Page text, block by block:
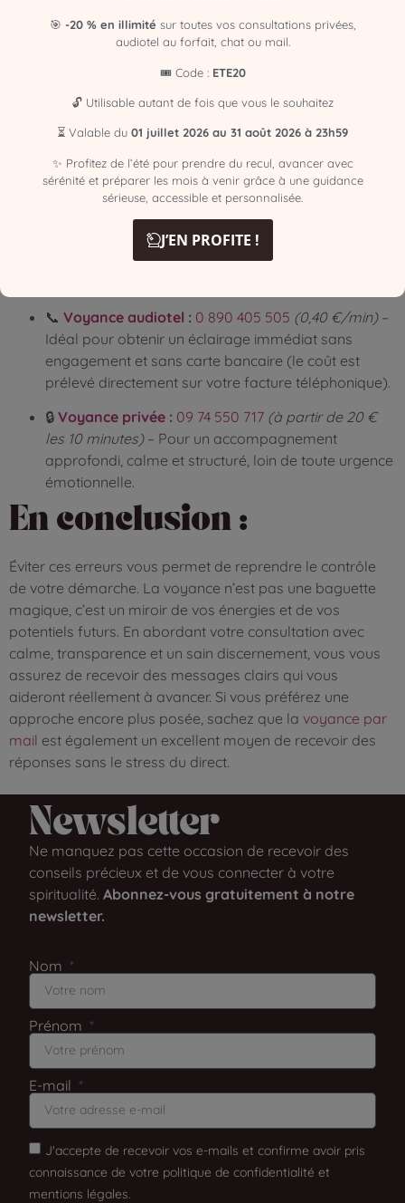
complètement à côté ou que son ton vous déplaît, dites-le
poliment et mettez fin à la consultation. Un vrai
professionnel sait qu’il ne peut pas être compatible avec
Besoin d’un échange
sain et constructif ? Nos
contacts
Pour vivre une expérience authentique et sans détours
auprès d’une équipe qui respecte votre chemin de vie,
📞 Voyance audiotel : 0 890 405 505 (0,40 €/min)–
Idéal pour obtenir un éclairage immédiat sans
engagement et sans carte bancaire (le coût est
prélevé directement sur votre facture téléphonique).
🔒 Voyance privée : 09 74 550 717 (à partir de 20 €
les 10 minutes)– Pour un accompagnement
approfondi, calme et structuré, loin de toute urgence
émotionnelle.
En conclusion :
Éviter ces erreurs vous permet de reprendre le contrôle
de votre démarche. La voyance n’est pas une baguette
magique, c’est un miroir de vos énergies et de vos
potentiels futurs. En abordant votre consultation avec
calme, transparence et un sain discernement, vous vous
assurez de recevoir des messages clairs qui vous
aideront réellement à avancer. Si vous préférez une
approche encore plus posée, sachez que la voyance par
mail est également un excellent moyen de recevoir des
réponses sans le stress du direct.
Newsletter​
Ne manquez pas cette occasion de recevoir des
conseils précieux et de vous connecter à votre
spiritualité.Abonnez-vous gratuitement à notre
newsletter.
Nom
Prénom
E-mail
J'accepte de recevoir vos e-mails et confirme avoir pris
connaissance de votre politique de confidentialité et
mentions légales.
🎯 -20 % en illimité sur toutes vos consultations privées,
audiotel au forfait, chat ou mail.
🎟️ Code : ETE20
🔓 Utilisable autant de fois que vous le souhaitez
⏳ Valable du 01 juillet 2026 au 31 août 2026 à 23h59
✨ Profitez de l’été pour prendre du recul, avancer avec
sérénité et préparer les mois à venir grâce à une guidance
sérieuse, accessible et personnalisée.
J’EN PROFITE !